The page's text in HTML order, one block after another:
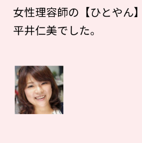
女性理容師の【ひとやん
平井仁美でした。